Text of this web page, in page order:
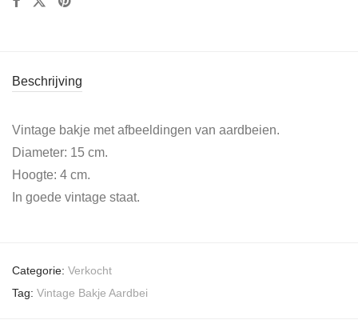
Beschrijving
Vintage bakje met afbeeldingen van aardbeien.
Diameter: 15 cm.
Hoogte: 4 cm.
In goede vintage staat.
Categorie: Verkocht
Tag: Vintage Bakje Aardbei